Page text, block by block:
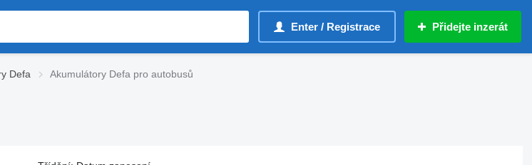
Enter / Registrace Přidejte inzerát
Defa Akumulátory Defa pro autobusů